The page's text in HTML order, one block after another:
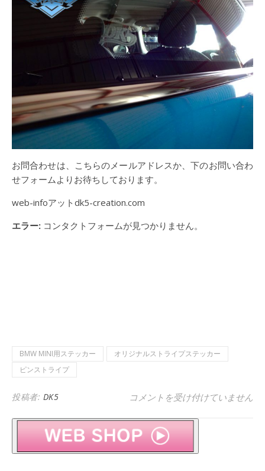
お問合わせは、こちらのメールアドレスか、下のお問い合わ
せフォームよりお待ちしております。
web-infoアットdk5-creation.com
エラー: コンタクトフォームが見つかりません。
BMW MINI用ステッカー
オリジナルストライプステッカー
ピンストライプ
投稿者: DK5 BMW MINI F56 COOPER エレ
コメントを受け付けていません